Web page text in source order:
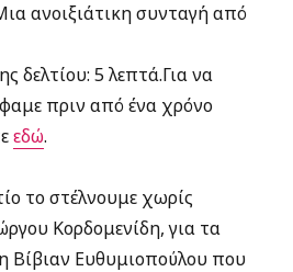
ανοιξιάτικη συνταγή από
δελτίου: 5 λεπτά.Για να
πριν από ένα χρόνο
εδώ.
το στέλνουμε χωρίς
Κορδομενίδη, για τα
Βίβιαν Ευθυμιοπούλου που